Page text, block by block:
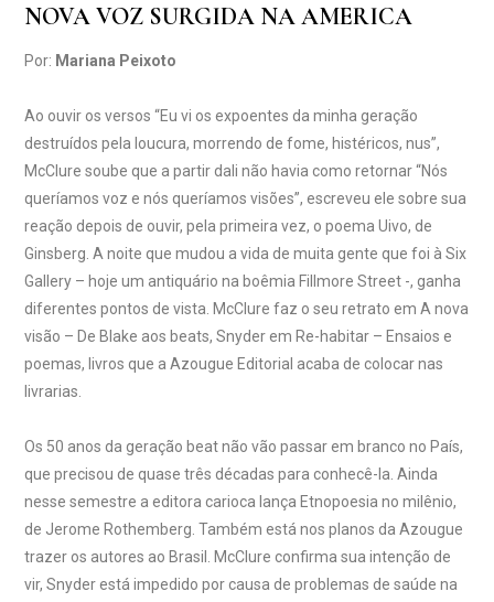
NOVA VOZ SURGIDA NA AMERICA
Por: Mariana Peixoto
Ao ouvir os versos “Eu vi os expoentes da minha geração
destruídos pela loucura, morrendo de fome, histéricos, nus”,
McClure soube que a partir dali não havia como retornar “Nós
queríamos voz e nós queríamos visões”, escreveu ele sobre sua
reação depois de ouvir, pela primeira vez, o poema Uivo, de
Ginsberg. A noite que mudou a vida de muita gente que foi à Six
Gallery – hoje um antiquário na boêmia Fillmore Street -, ganha
diferentes pontos de vista. McClure faz o seu retrato em A nova
visão – De Blake aos beats, Snyder em Re-habitar – Ensaios e
poemas, livros que a Azougue Editorial acaba de colocar nas
livrarias.
Os 50 anos da geração beat não vão passar em branco no País,
que precisou de quase três décadas para conhecê-la. Ainda
nesse semestre a editora carioca lança Etnopoesia no milênio,
de Jerome Rothemberg. Também está nos planos da Azougue
trazer os autores ao Brasil. McClure confirma sua intenção de
vir, Snyder está impedido por causa de problemas de saúde na